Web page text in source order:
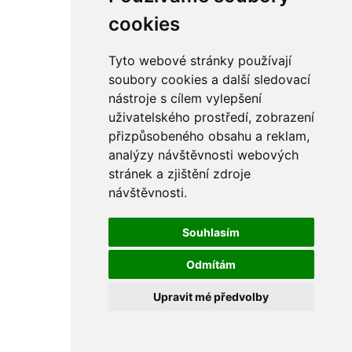
cookies
Tyto webové stránky používají
soubory cookies a další sledovací
nástroje s cílem vylepšení
uživatelského prostředí, zobrazení
přizpůsobeného obsahu a reklam,
analýzy návštěvnosti webových
stránek a zjištění zdroje
návštěvnosti.
Souhlasím
Odmítám
Upravit mé předvolby
řetězy
ostatní části
sekundární
sání
sedla
spojovací materiál
matice
podložky
pojistné kroužky
šrouby
výbava
výfuky a kolena
bowdeny a lanka
filtry
gufera